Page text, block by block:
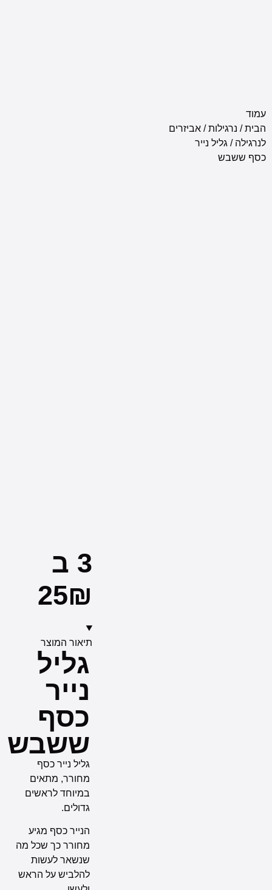
3 ב
25₪
תיאור המוצר
גליל
נייר
כסף
ששבש
גליל נייר כסף
מחורר, מתאים
במיוחד לראשים
הנייר כסף מגיע
מחורר כך שכל מה
שנשאר לעשות
להלביש על הראש
נרגילות/אביזרים
/ גליל נייר